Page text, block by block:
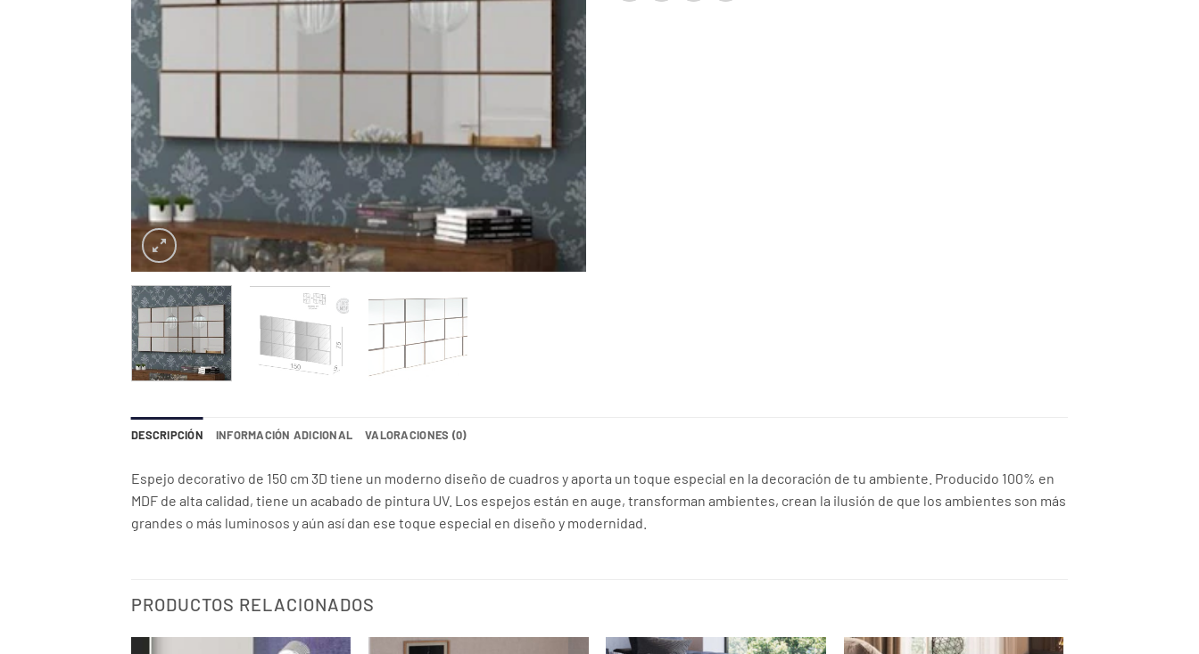
DESCRIPCIÓN INFORMACIÓN ADICIONAL VALORACIONES (0)
Espejo decorativo de 150 cm 3D tiene un moderno diseño de cuadros y aporta un toque especial en la decoración de tu ambiente. Producido 100% en
MDF de alta calidad, tiene un acabado de pintura UV. Los espejos están en auge, transforman ambientes, crean la ilusión de que los ambientes son más
grandes o más luminosos y aún así dan ese toque especial en diseño y modernidad.
PRODUCTOS RELACIONADOS